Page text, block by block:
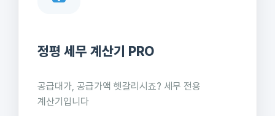
정평 세무 계산기 PRO
공급대가, 공급가액 헷갈리시죠? 세무 전용
계산기입니다